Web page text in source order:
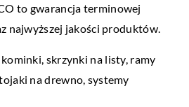
to gwarancja terminowej
najwyższej jakości produktów.
, skrzynki na listy, ramy
na drewno, systemy